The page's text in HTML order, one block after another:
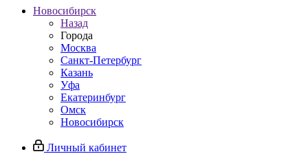
Новосибирск
Назад
Города
Москва
Санкт-Петербург
Казань
Уфа
Екатеринбург
Омск
Новосибирск
Личный кабинет